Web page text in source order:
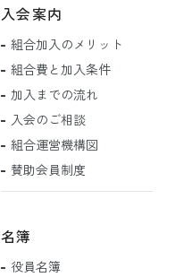
入会案内
組合加入のメリット
組合費と加入条件
加入までの流れ
入会のご相談
組合運営機構図
賛助会員制度
名簿
役員名簿